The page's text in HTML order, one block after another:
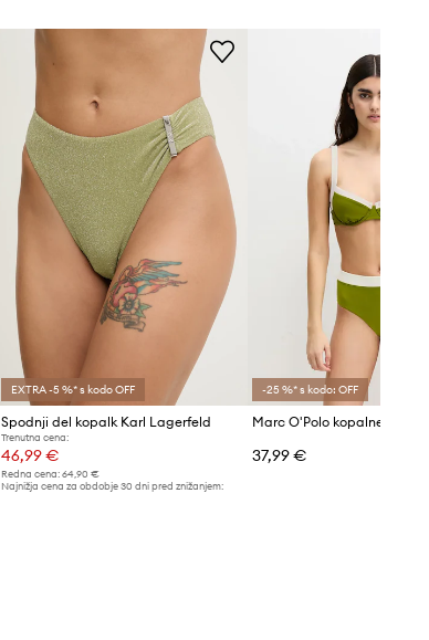
MERE
Velikosti, prikazane v trgovini, so
preračunane po standardni evropski
tabeli velikosti. Na etiketi
dostavljenega izdelka je originalna
oznaka proizvajalca.
Tabela velikosti
TEHNIČNI PODATKI
Ojačitev košarice brez ojačitve
EXTRA -5 %* s kodo OFF
Spodnji del kopalk Karl Lagerfeld
Trenutna cena:
46,99 €
Redna cena:64,90 €
Najnižja cena za obdobje 30 dni pred znižanjem:
-25 %* s kodo: OFF
Marc O'Polo kopalne
37,99 €